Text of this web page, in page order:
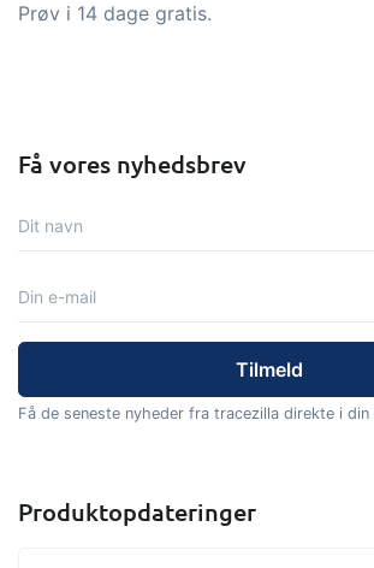
Prøv i 14 dage gratis.
Få vores nyhedsbrev
Få de seneste nyheder fra tracezilla direkte i din
Produktopdateringer